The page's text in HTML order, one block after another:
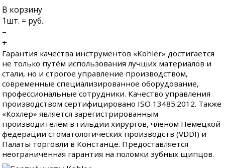
В корзину
1шт. = руб.
–
+
Гарантия качества инструментов «Kohler» достигается
не только путём использования лучших материалов и
стали, но и строгое управление производством,
современные специализированное оборудование,
профессиональные сотрудники. Качество управления
производством сертифицировано ISO 13485:2012. Также
«Кохлер» является зарегистрированным
производителем в гильдии хирургов, членом Немецкой
федерации стоматологических производств (VDDI) и
Палаты торговли в Констанце. Предоставляется
неограниченная гарантия на поломки зубных щипцов.